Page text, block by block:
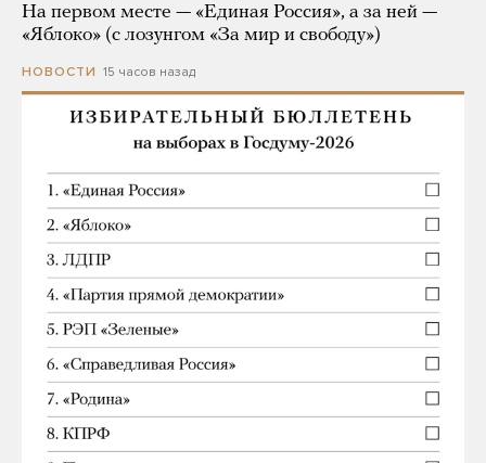
На первом месте — «Единая Россия», а за ней —
«Яблоко» (с лозунгом «За мир и свободу»)
НОВОСТИ 15 часов назад